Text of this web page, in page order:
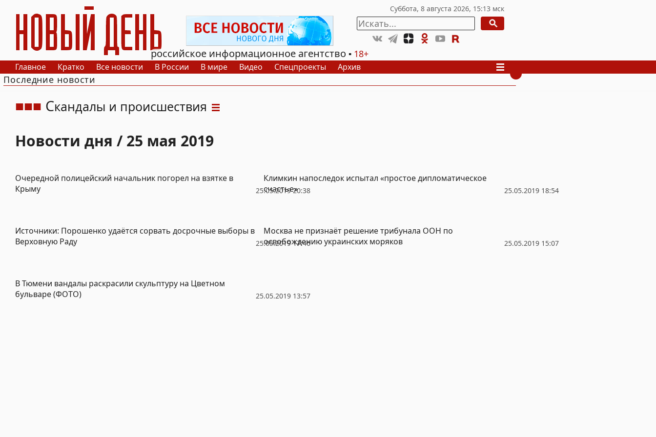
РИА Новый День
российское информационное агентство
18+
Главное Кратко Все новости В России В мире Видео Спецпроекты Архив
Последние новости
Скандалы и происшествия
Новости дня / 25 мая 2019
25.05.2019 20:38
Очередной полицейский начальник погорел на взятке в
Крыму
25.05.2019 18:54
Климкин напоследок испытал «простое дипломатическое
счастье»
25.05.2019 17:46
Источники: Порошенко удаётся сорвать досрочные выборы в
Верховную Раду
25.05.2019 15:07
Москва не признаёт решение трибунала ООН по
освобождению украинских моряков
25.05.2019 13:57
В Тюмени вандалы раскрасили скульптуру на Цветном
бульваре (ФОТО)